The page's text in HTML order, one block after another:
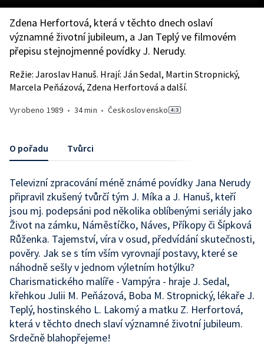
Zdena Herfortová, která v těchto dnech oslaví
významné životní jubileum, a Jan Teplý ve filmovém
přepisu stejnojmenné povídky J. Nerudy.
Režie: Jaroslav Hanuš. Hrají: Ján Sedal, Martin Stropnický,
Marcela Peňázová, Zdena Herfortová a další.
Vyrobeno 1989 • 34 min • Československo
O pořadu Tvůrci
Televizní zpracování méně známé povídky Jana Nerudy
připravil zkušený tvůrčí tým J. Míka a J. Hanuš, kteří
jsou mj. podepsáni pod několika oblíbenými seriály jako
Život na zámku, Náměstíčko, Náves, Příkopy či Šípková
Růženka. Tajemství, víra v osud, předvídání skutečnosti,
pověry. Jak se s tím vším vyrovnají postavy, které se
náhodně sešly v jednom výletním hotýlku?
Charismatického malíře - Vampýra - hraje J. Sedal,
křehkou Julii M. Peňázová, Boba M. Stropnický, lékaře J.
Teplý, hostinského L. Lakomý a matku Z. Herfortová,
která v těchto dnech slaví významné životní jubileum.
Srdečně blahopřejeme!